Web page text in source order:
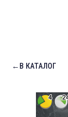
←В КАТАЛОГ